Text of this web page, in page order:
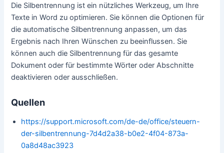
Die Silbentrennung ist ein nützliches Werkzeug, um Ihre
Texte in Word zu optimieren. Sie können die Optionen für
die automatische Silbentrennung anpassen, um das
Ergebnis nach Ihren Wünschen zu beeinflussen. Sie
können auch die Silbentrennung für das gesamte
Dokument oder für bestimmte Wörter oder Abschnitte
deaktivieren oder ausschließen.
Quellen
https://support.microsoft.com/de-de/office/steuern-
der-silbentrennung-7d4d2a38-b0e2-4f04-873a-
0a8d48ac3923